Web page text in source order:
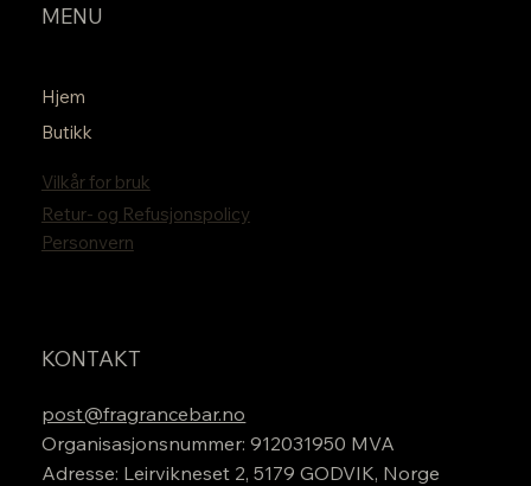
MENU
Hjem
Butikk
Vilkår for bruk
Retur- og Refusjonspolicy
Personvern
KONTAKT
post@fragrancebar.no
Organisasjonsnummer: 912031950 MVA
Adresse: Leirvikneset 2, 5179 GODVIK, Norge